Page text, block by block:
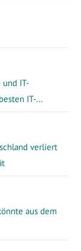
und IT-
IT-
verliert
aus dem